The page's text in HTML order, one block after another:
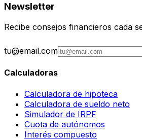
Newsletter
Recibe consejos financieros cada
tu@email.com
Calculadoras
Calculadora de hipoteca
Calculadora de sueldo neto
Simulador de IRPF
Cuota de autónomos
Interés compuesto